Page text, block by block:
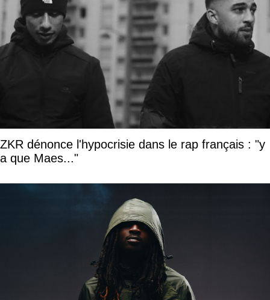
ZKR dénonce l'hypocrisie dans le rap français : "y
a que Maes..."